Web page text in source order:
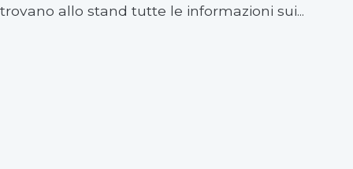
trovano allo stand tutte le informazioni sui...